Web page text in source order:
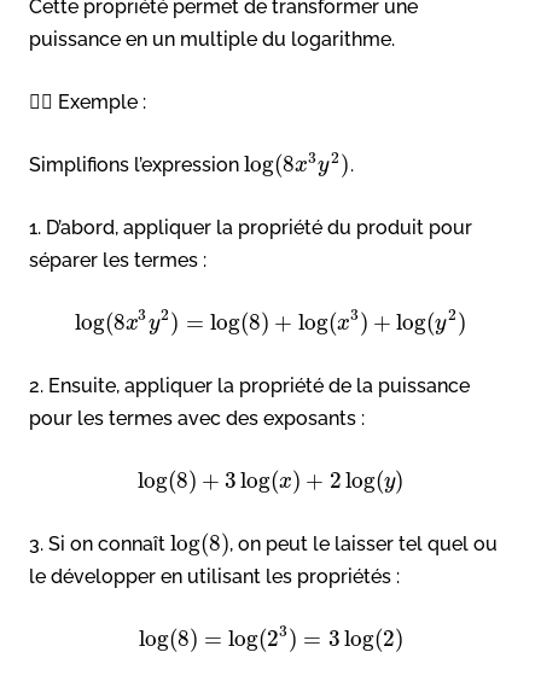
Cette propriété permet de transformer une
puissance en un multiple du logarithme.
👉🏻 Exemple :
Simplifions l’expression log(8x3y2).
1. D’abord, appliquer la propriété du produit pour
séparer les termes :
log(8x3y2) = log(8) + log(x3) + log(y2)
2. Ensuite, appliquer la propriété de la puissance
pour les termes avec des exposants :
log(8) + 3log(x) + 2log(y)
3. Si on connaît log(8), on peut le laisser tel quel ou
le développer en utilisant les propriétés :
log(8) = log(23) = 3log(2)